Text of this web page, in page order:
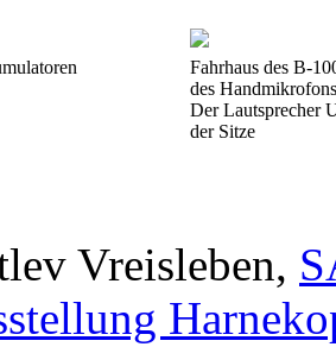
Fahrhaus des B-
des
Der Lautsprecher
der Sitze
Vreisleben,